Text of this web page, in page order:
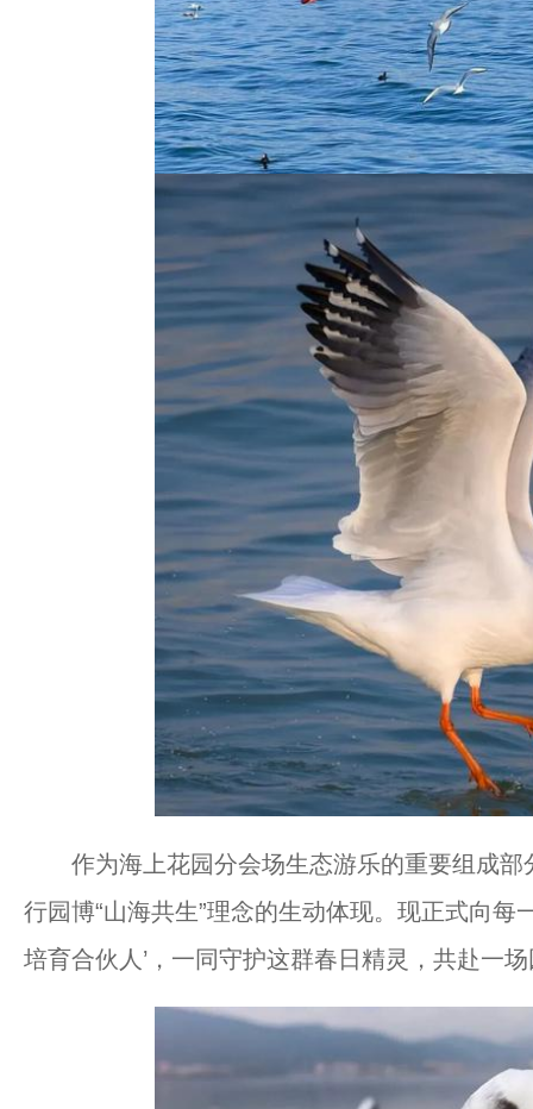
作为海上花园分会场生态游乐的重要组成部
行园博“山海共生”理念的生动体现。现正式向每
培育合伙人’，一同守护这群春日精灵，共赴一